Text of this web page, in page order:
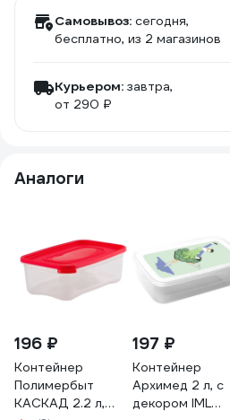
Самовывоз: сегодня,
бесплатно, из 2 магазинов
Курьером: завтра,
от 290 ₽
Аналоги
196 ₽
Контейнер
Полимербыт
КАСКАД 2.2 л,
197 ₽
Контейнер
Архимед 2 л, с
декором IML